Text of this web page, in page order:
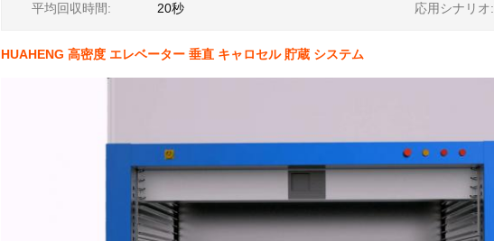
平均回収時間: 20秒 応用シナリオ:
HUAHENG 高密度 エレベーター 垂直 キャロセル 貯蔵 システム